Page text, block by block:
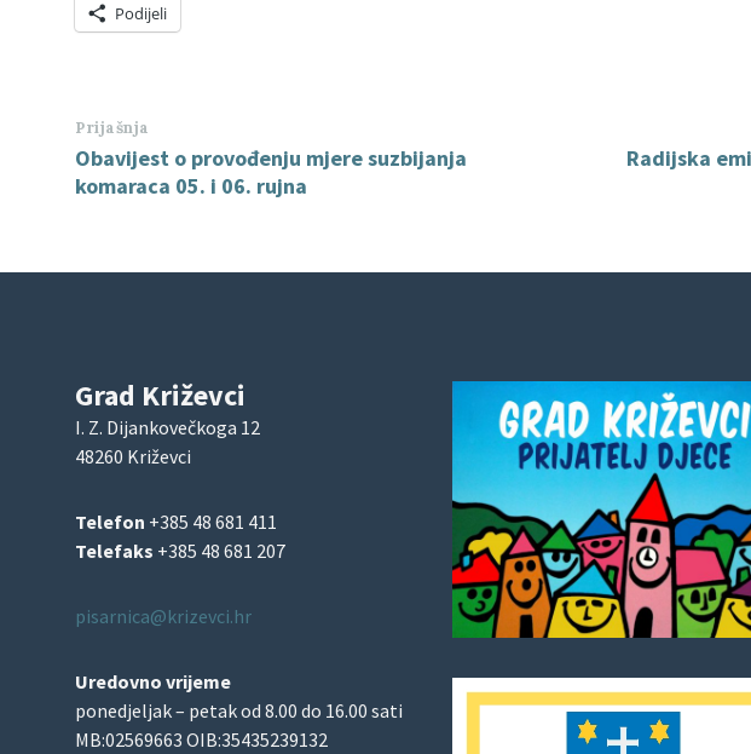
Podijeli
Prijašnja
Obavijest o provođenju mjere suzbijanja
komaraca 05. i 06. rujna
Radijska
Grad Križevci
I. Z. Dijankovečkoga 12
48260 Križevci
Telefon +385 48 681 411
Telefaks +385 48 681 207
pisarnica@krizevci.hr
Uredovno vrijeme
ponedjeljak – petak od 8.00 do 16.00 sati
MB:02569663 OIB:35435239132